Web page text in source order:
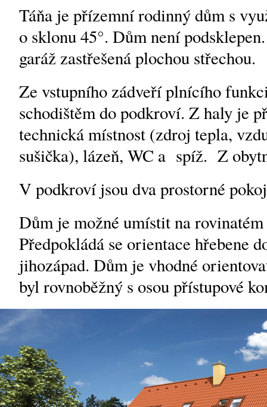
Táňa je přízemní rodinný dům s
o sklonu 45°. Dům není
garáž zastřešená plochou střechou.
Ze vstupního zádveří plnícího
schodištěm do podkroví. Z haly je
technická místnost (zdroj tepla,
sušička), lázeň, WC a spíž. Z
V podkroví jsou dva prostorné
Dům je možné umístit na
Předpokládá se orientace hřebene
jihozápad. Dům je vhodné
byl rovnoběžný s osou přístupové